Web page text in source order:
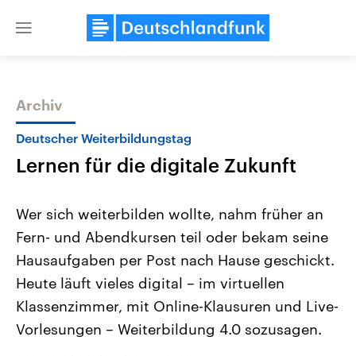
Close
Themen
Landtagswahl Sachsen-Anhalt
2026
Alle Informationen
Sachsen-Anhalt wählt am 6.
September 2026 einen neuen
Landtag. Seit 2021 wird das
Bundesland von einer Koalition aus
USA
Aktuelle Beiträge,
Hintergründe
Wirtschaftlich und
gehören die Vereinigten
den mächtigsten Ländern
Archiv
Deutscher Weiterbildungstag
Lernen für die digitale Zukunft
Wer sich weiterbilden wollte, nahm früher an
Fern- und Abendkursen teil oder bekam seine
Hausaufgaben per Post nach Hause geschickt.
Heute läuft vieles digital – im virtuellen
Klassenzimmer, mit Online-Klausuren und Live-
Vorlesungen – Weiterbildung 4.0 sozusagen.